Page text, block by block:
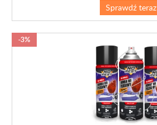
Sprawdź teraz
-3%